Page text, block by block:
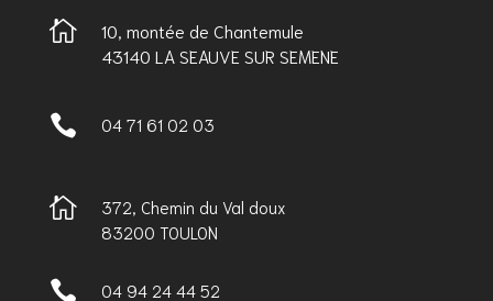

10, montée de Chantemule
43140 LA SEAUVE SUR SEMENE
 04 71 61 02 03

372, Chemin du Val doux
83200 TOULON
 04 94 24 44 52